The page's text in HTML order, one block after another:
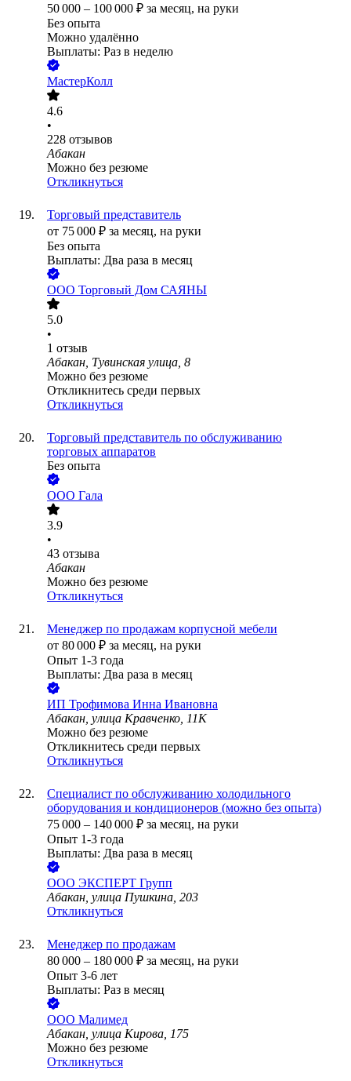
50 000 – 100 000 ₽ за месяц, на руки
Без опыта
Можно удалённо
Выплаты: Раз в неделю
МастерКолл
4.6
•
228 отзывов
Абакан
Можно без резюме
Откликнуться
Торговый представитель
от 75 000 ₽ за месяц, на руки
Без опыта
Выплаты: Два раза в месяц
ООО Торговый Дом САЯНЫ
5.0
•
1 отзыв
Абакан, Тувинская улица, 8
Можно без резюме
Откликнитесь среди первых
Откликнуться
Торговый представитель по обслуживанию
торговых аппаратов
Без опыта
ООО Гала
3.9
•
43 отзыва
Абакан
Можно без резюме
Откликнуться
Менеджер по продажам корпусной мебели
от 80 000 ₽ за месяц, на руки
Опыт 1-3 года
Выплаты: Два раза в месяц
ИП Трофимова Инна Ивановна
Абакан, улица Кравченко, 11К
Можно без резюме
Откликнитесь среди первых
Откликнуться
Специалист по обслуживанию холодильного
оборудования и кондиционеров (можно без опыта)
75 000 – 140 000 ₽ за месяц, на руки
Опыт 1-3 года
Выплаты: Два раза в месяц
ООО ЭКСПЕРТ Групп
Абакан, улица Пушкина, 203
Откликнуться
Менеджер по продажам
80 000 – 180 000 ₽ за месяц, на руки
Опыт 3-6 лет
Выплаты: Раз в месяц
ООО Малимед
Абакан, улица Кирова, 175
Можно без резюме
Откликнуться